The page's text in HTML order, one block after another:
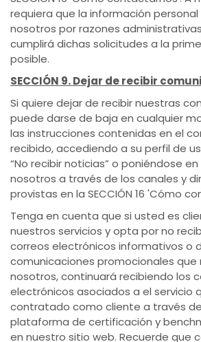
requiera que la información
nosotros por razones administrativas
cumplirá dichas solicitudes a la
posible.
SECCIÓN 9. Dejar de recibir
Si quiere dejar de recibir nuestras
puede darse de baja en cualquier
las instrucciones contenidas en el
recibido, accediendo a su perfil de
“No recibir noticias” o poniéndose
nosotros a través de los canales y
provistas en la SECCIÓN 16 'Cómo
Tenga en cuenta que si usted es
nuestros servicios y opta por no
correos electrónicos informativos o
comunicaciones promocionales que
nosotros, continuará recibiendo los
electrónicos asociados a el servicio
contratado como cliente a través
plataforma de certificación y
en nuestro sitio web. Recuerde que